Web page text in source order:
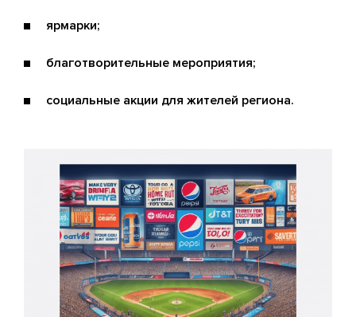
ярмарки;
благотворительные мероприятия;
социальные акции для жителей региона.